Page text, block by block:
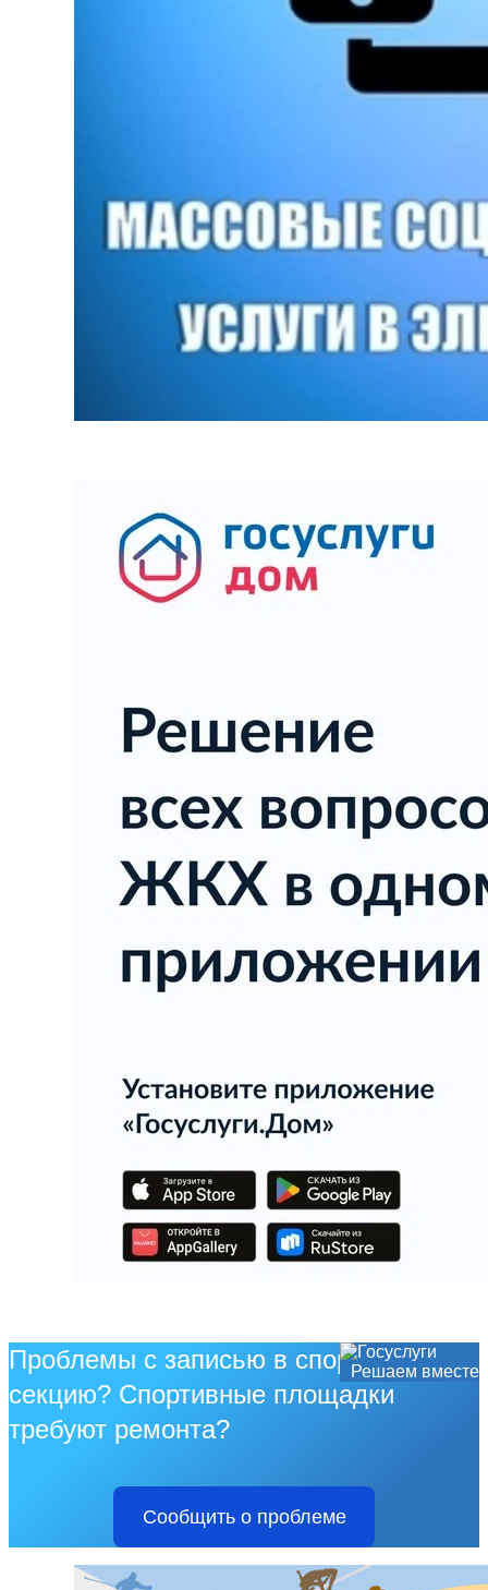
Решаем вместе
Проблемы с записью в спортивную
секцию? Спортивные площадки
требуют ремонта?
Сообщить о проблеме